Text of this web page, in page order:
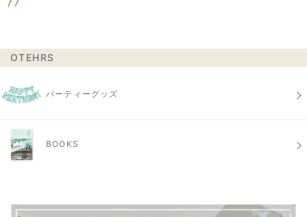
OTEHRS
パーティーグッズ
BOOKS